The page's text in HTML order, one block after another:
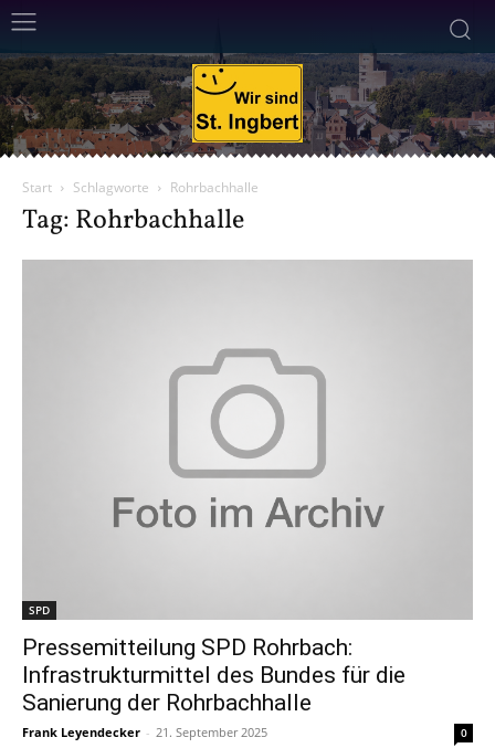
Start Schlagworte Rohrbachhalle
Tag: Rohrbachhalle
SPD
Pressemitteilung SPD Rohrbach:
Infrastrukturmittel des Bundes für die
Sanierung der Rohrbachhalle
Frank Leyendecker - 21. September 2025 0